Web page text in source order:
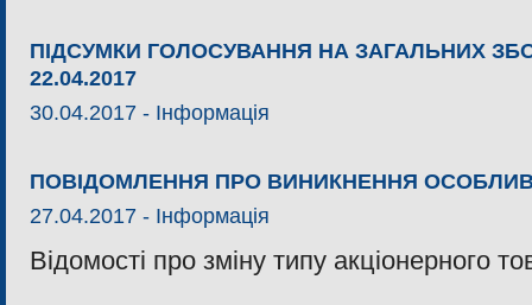
ПІДСУМКИ ГОЛОСУВАННЯ НА ЗАГАЛЬНИХ
22.04.2017
30.04.2017 - Інформація
ПОВІДОМЛЕННЯ ПРО ВИНИКНЕННЯ
27.04.2017 - Інформація
Відомості про зміну типу акціонерного